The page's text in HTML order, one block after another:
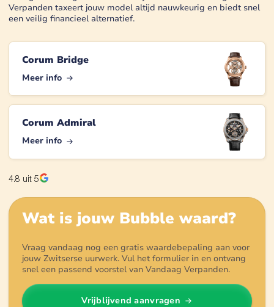
Verpanden taxeert jouw model altijd nauwkeurig en biedt snel
een veilig financieel alternatief.
Corum Bridge
Meer info
Corum Admiral
Meer info
4.8 uit 5
Wat is jouw Bubble waard?
Vraag vandaag nog een gratis waardebepaling aan voor
jouw Zwitserse uurwerk. Vul het formulier in en ontvang
snel een passend voorstel van Vandaag Verpanden.
Vrijblijvend aanvragen